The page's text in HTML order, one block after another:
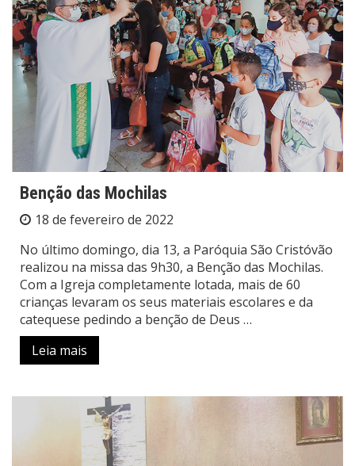
Benção das Mochilas
18 de fevereiro de 2022
No último domingo, dia 13, a Paróquia São Cristóvão
realizou na missa das 9h30, a Benção das Mochilas.
Com a Igreja completamente lotada, mais de 60
crianças levaram os seus materiais escolares e da
catequese pedindo a benção de Deus …
Leia mais